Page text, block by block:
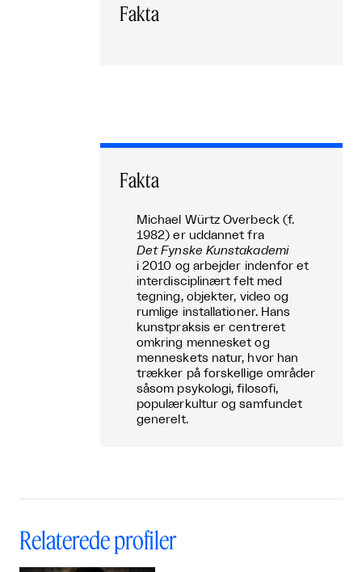
Fakta
Fakta
Michael Würtz Overbeck (f.
1982) er uddannet fra
Det Fynske Kunstakademi
i 2010 og arbejder indenfor et
interdisciplinært felt med
tegning, objekter, video og
rumlige installationer. Hans
kunstpraksis er centreret
omkring mennesket og
menneskets natur, hvor han
trækker på forskellige områder
såsom psykologi, filosofi,
populærkultur og samfundet
generelt.
Relaterede profiler